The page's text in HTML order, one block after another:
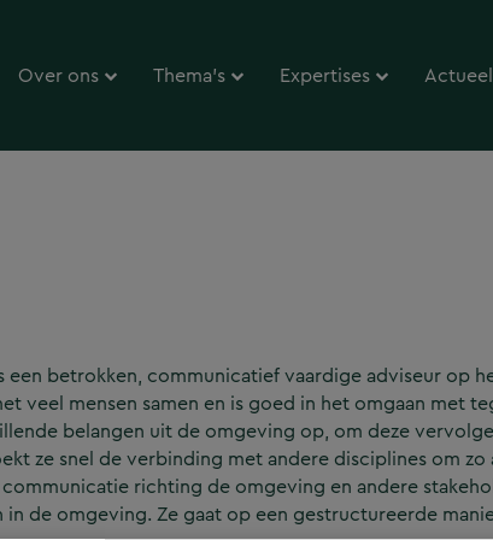
Over ons Thema’s Expertises Actueel
een betrokken, communicatief vaardige adviseur op
veel mensen samen en is goed in het omgaan met
belangen uit de omgeving op, om deze
ze snel de verbinding met andere disciplines om
richting de omgeving en andere
in de omgeving. Ze gaat op een gestructureerde